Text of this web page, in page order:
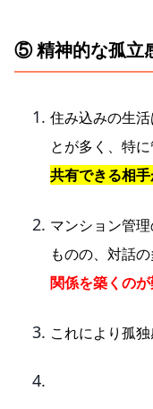
⑤ 精神的な孤立
住み込みの生
とが多く、特
共有できる相
マンション管
ものの、対話
関係を築くの
これにより孤